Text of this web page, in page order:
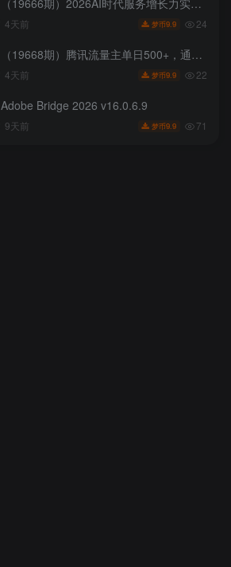
（19666期）2026AI时代服务增长力实战课-无水印｜五力模型三维心法教学，破解门店客源流失低价内卷实现长效业绩增长
4天前 梦币9.9 24
（19668期）腾讯流量主单日500+，通过搭建实用工具类小程序，达到稳定躺赚腾讯广告收益
4天前 梦币9.9 22
Adobe Bridge 2026 v16.0.6.9
9天前 梦币9.9 71